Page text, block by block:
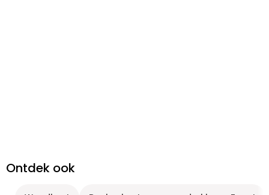
Ontdek ook